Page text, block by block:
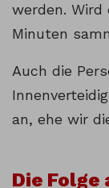
werden. Wird
Minuten
Auch die
an, ehe wir
Die Folge